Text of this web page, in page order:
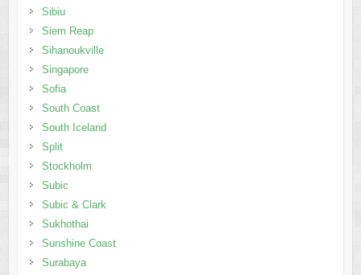
Sibiu
Siem Reap
Sihanoukville
Singapore
Sofia
South Coast
South Iceland
Split
Stockholm
Subic
Subic & Clark
Sukhothai
Sunshine Coast
Surabaya